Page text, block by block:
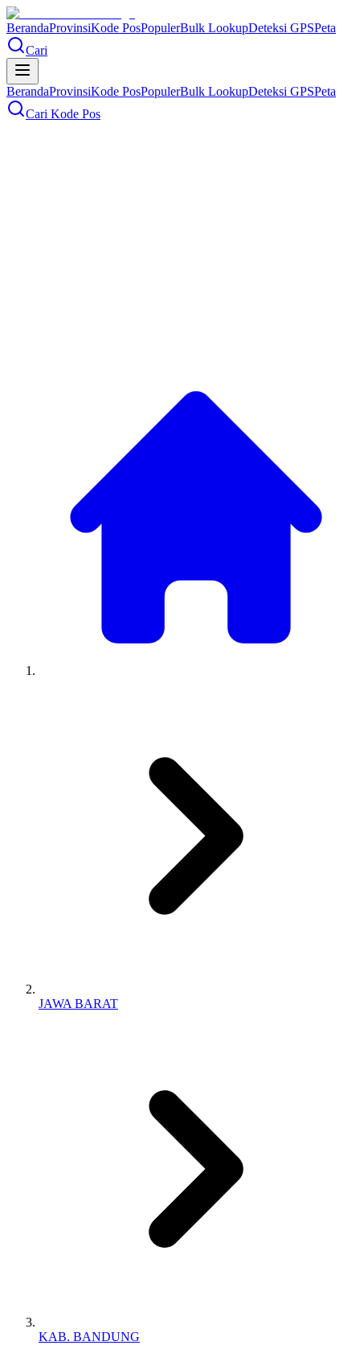
BerandaProvinsiKode PosPopulerBulk LookupDeteksi GPSPeta
Cari
BerandaProvinsiKode PosPopulerBulk LookupDeteksi GPSPeta
Cari Kode Pos
JAWA BARAT
KAB. BANDUNG